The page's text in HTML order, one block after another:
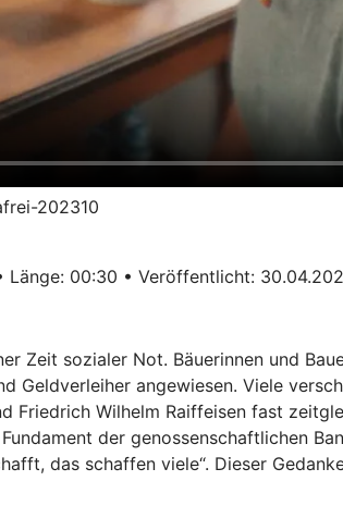
202310
Länge: 00:30 • Veröffentlicht:
Zeit sozialer Not. Bäuerinnen und
Geldverleiher angewiesen. Viele
Wilhelm Raiffeisen fast
der genossenschaftlichen
das schaffen viele“. Dieser